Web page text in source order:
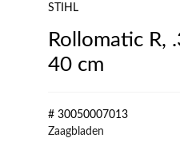
STIHL
Rollomatic R,
40 cm
# 30050007013
Zaagbladen